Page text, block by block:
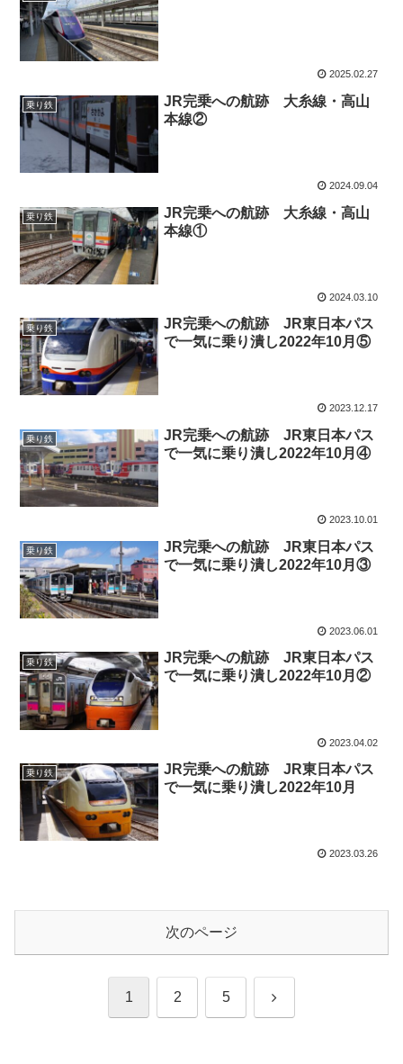
2025.02.27
乗り鉄
JR完乗への航跡 大糸線・高山
本線②
2024.09.04
乗り鉄
JR完乗への航跡 大糸線・高山
本線①
2024.03.10
乗り鉄
JR完乗への航跡 JR東日本パス
で一気に乗り潰し2022年10月⑤
2023.12.17
乗り鉄
JR完乗への航跡 JR東日本パス
で一気に乗り潰し2022年10月④
2023.10.01
乗り鉄
JR完乗への航跡 JR東日本パス
で一気に乗り潰し2022年10月③
2023.06.01
乗り鉄
JR完乗への航跡 JR東日本パス
で一気に乗り潰し2022年10月②
2023.04.02
乗り鉄
JR完乗への航跡 JR東日本パス
で一気に乗り潰し2022年10月
2023.03.26
次のページ
1 2 5 次